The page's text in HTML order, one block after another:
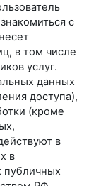
с
в том числе
услуг.
данных
доступа),
(кроме
в
в
публичных